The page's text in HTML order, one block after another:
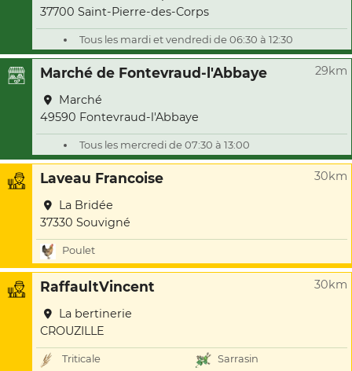
37700 Saint-Pierre-des-Corps
Tous les mardi et vendredi de 06:30 à 12:30
Marché de Fontevraud-l'Abbaye 29km
Marché
49590 Fontevraud-l'Abbaye
Tous les mercredi de 07:30 à 13:00
Laveau Francoise 30km
La Bridée
37330 Souvigné
Poulet
RaffaultVincent 30km
La bertinerie
CROUZILLE
Triticale
Sarrasin